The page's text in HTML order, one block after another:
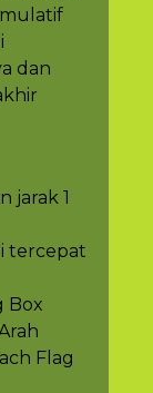
dan
jarak 1
tercepat
Box
Flag